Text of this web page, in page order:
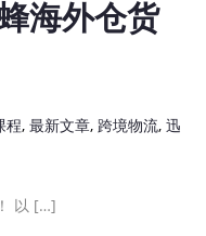
海外仓货
程, 最新文章, 跨境物流, 迅
以 […]